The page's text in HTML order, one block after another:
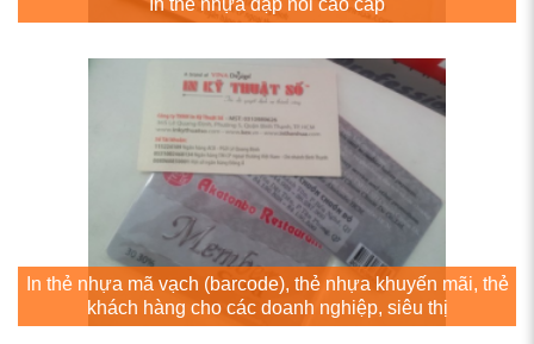
In thẻ nhựa dập nổi cao cấp
In thẻ nhựa mã vạch (barcode), thẻ nhựa khuyến mãi, thẻ
khách hàng cho các doanh nghiệp, siêu thị